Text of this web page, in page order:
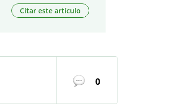
Citar este artículo
0